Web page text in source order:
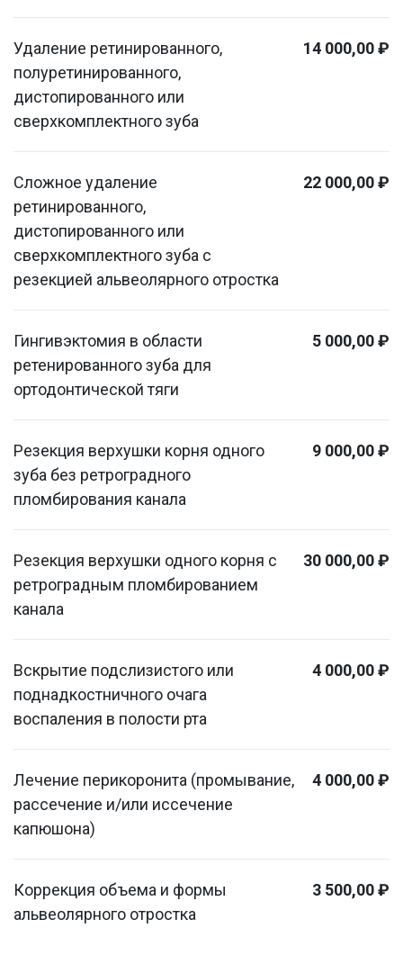
Удаление ретинированного,
полуретинированного,
дистопированного или
сверхкомплектного зуба
14 000,00 ₽
Сложное удаление
ретинированного,
дистопированного или
сверхкомплектного зуба с
резекцией альвеолярного отростка
22 000,00 ₽
Гингивэктомия в области
ретенированного зуба для
ортодонтической тяги
5 000,00 ₽
Резекция верхушки корня одного
зуба без ретроградного
пломбирования канала
9 000,00 ₽
Резекция верхушки одного корня с
ретроградным пломбированием
канала
30 000,00 ₽
Вскрытие подслизистого или
поднадкостничного очага
воспаления в полости рта
4 000,00 ₽
Лечение перикоронита (промывание,
рассечение и/или иссечение
капюшона)
4 000,00 ₽
Коррекция объема и формы
альвеолярного отростка
3 500,00 ₽